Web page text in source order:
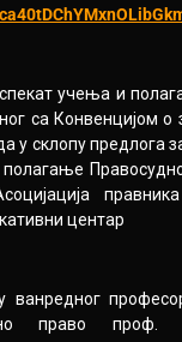
учења и
са Конвенцијом
у склопу предлога
полагање
центар
ванредног
право проф.